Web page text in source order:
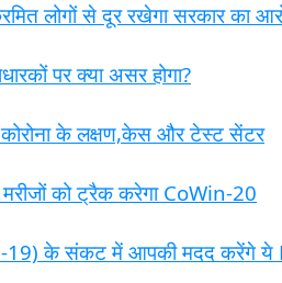
लोगों से दूर रखेगा सरकार का
पर क्या असर होगा?
के लक्षण,केस और टेस्ट सेंटर
को ट्रैक करेगा CoWin-20
19) के संकट में आपकी मदद करेंगे ये